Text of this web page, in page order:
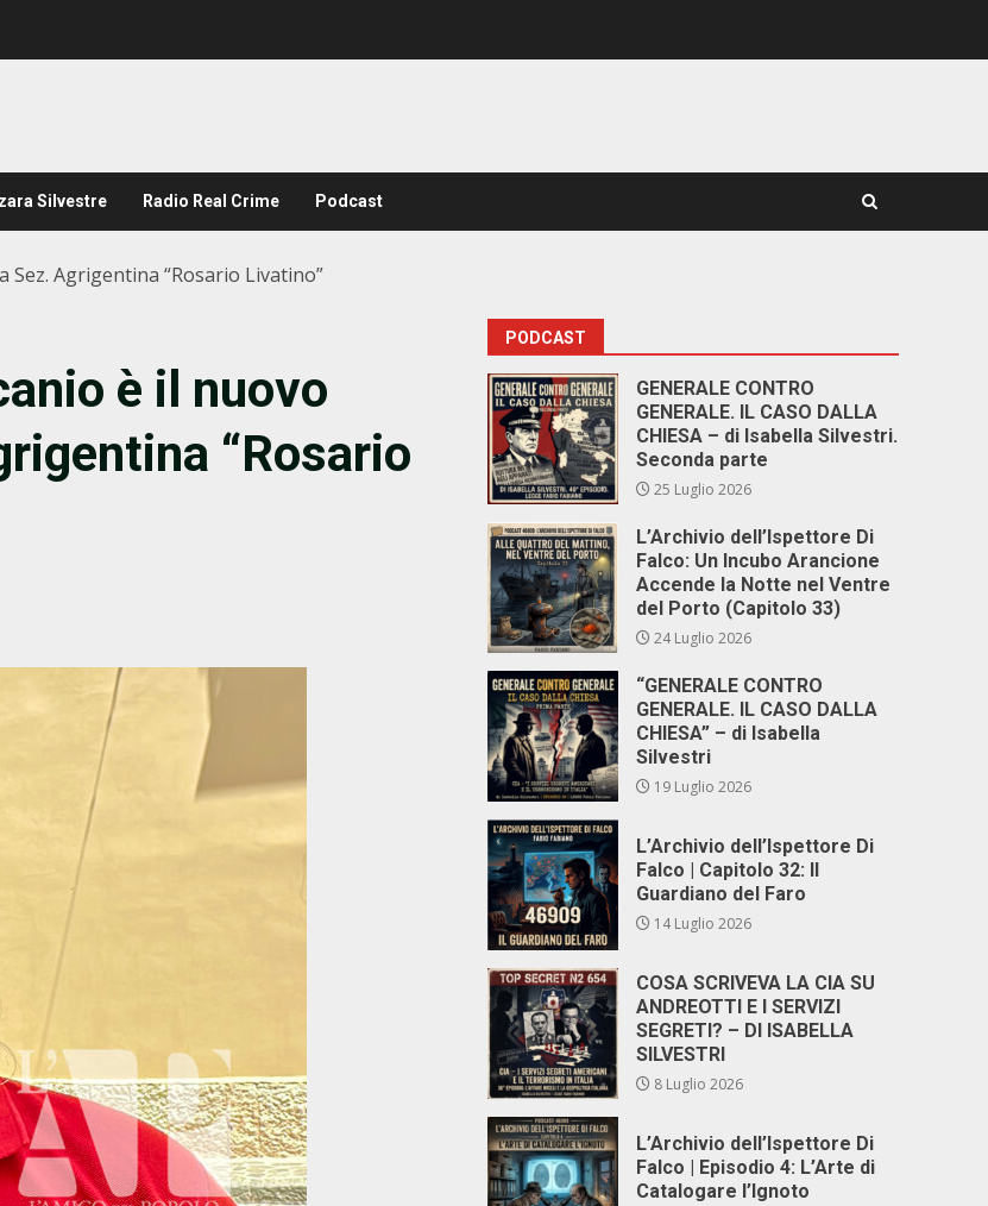
Silvestre Radio Real Crime Podcast
Sez. Agrigentina “Rosario Livatino”
è il nuovo
“Rosario
PODCAST
GENERALE CONTRO
GENERALE. IL CASO DALLA
CHIESA – di Isabella Silvestri.
Seconda parte
25 Luglio 2026
L’Archivio dell’Ispettore Di
Falco: Un Incubo Arancione
Accende la Notte nel Ventre
del Porto (Capitolo 33)
24 Luglio 2026
“GENERALE CONTRO
GENERALE. IL CASO DALLA
CHIESA” – di Isabella
Silvestri
19 Luglio 2026
L’Archivio dell’Ispettore Di
Falco | Capitolo 32: Il
Guardiano del Faro
14 Luglio 2026
COSA SCRIVEVA LA CIA SU
ANDREOTTI E I SERVIZI
SEGRETI? – DI ISABELLA
SILVESTRI
8 Luglio 2026
L’Archivio dell’Ispettore Di
Falco | Episodio 4: L’Arte di
Catalogare l’Ignoto